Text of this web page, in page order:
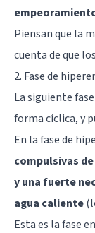
Piensan que la
cuenta de que
2. Fase de
La siguiente
forma cíclica, y
En la fase de
compulsivas
y una fuerte
agua caliente
Esta es la fase